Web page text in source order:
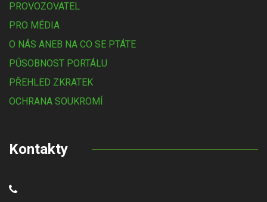
PROVOZOVATEL
PRO MÉDIA
O NÁS ANEB NA CO SE PTÁTE
PŮSOBNOST PORTÁLU
PŘEHLED ZKRATEK
OCHRANA SOUKROMÍ
Kontakty